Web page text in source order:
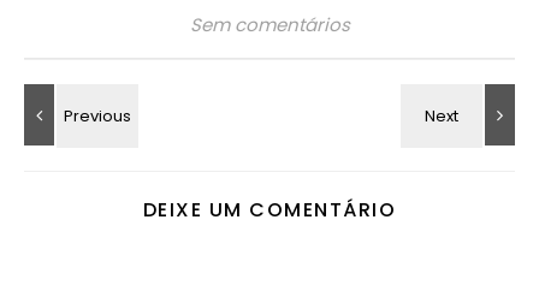
Sem comentários
DEIXE UM COMENTÁRIO